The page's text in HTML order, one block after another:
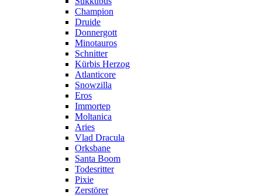
Champion
Druide
Donnergott
Minotauros
Schnitter
Kürbis Herzog
Atlanticore
Snowzilla
Eros
Immortep
Moltanica
Aries
Vlad Dracula
Orksbane
Santa Boom
Todesritter
Pixie
Zerstörer